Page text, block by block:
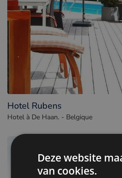
Hotel Rubens
Hotel à De Haan. - Belgique
Deze website
van cookies.